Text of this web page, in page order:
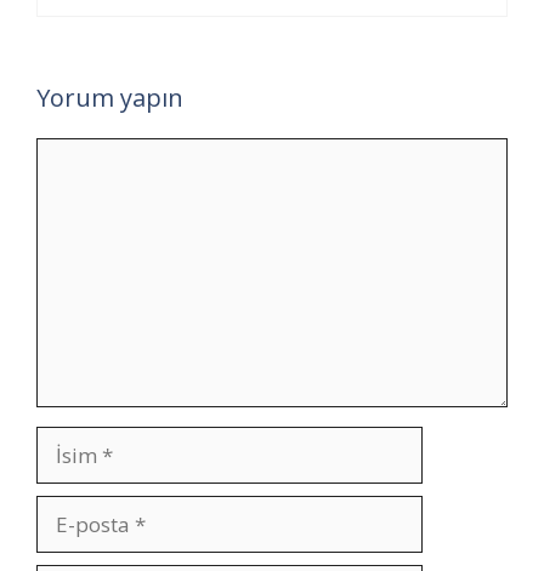
Yorum yapın
İsim
posta